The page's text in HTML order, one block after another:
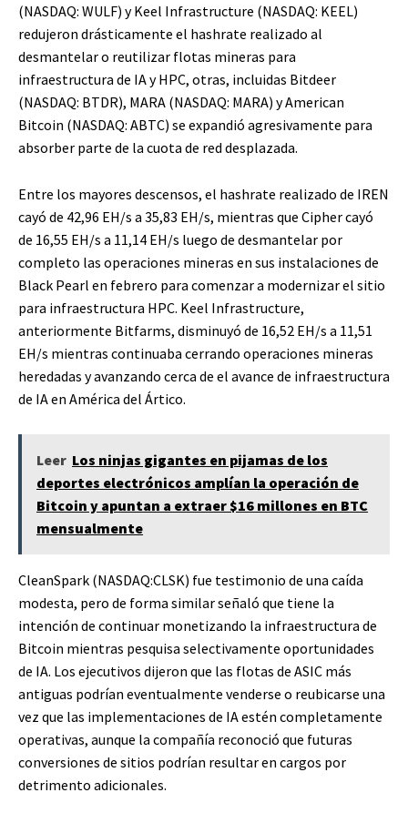
(NASDAQ: WULF) y Keel Infrastructure (NASDAQ: KEEL)
redujeron drásticamente el hashrate realizado al
desmantelar o reutilizar flotas mineras para
infraestructura de IA y HPC, otras, incluidas Bitdeer
(NASDAQ: BTDR), MARA (NASDAQ: MARA) y American
Bitcoin (NASDAQ: ABTC) se expandió agresivamente para
absorber parte de la cuota de red desplazada.
Entre los mayores descensos, el hashrate realizado de IREN
cayó de 42,96 EH/s a 35,83 EH/s, mientras que Cipher cayó
de 16,55 EH/s a 11,14 EH/s luego de desmantelar por
completo las operaciones mineras en sus instalaciones de
Black Pearl en febrero para comenzar a modernizar el sitio
para infraestructura HPC. Keel Infrastructure,
anteriormente Bitfarms, disminuyó de 16,52 EH/s a 11,51
EH/s mientras continuaba cerrando operaciones mineras
heredadas y avanzando cerca de el avance de infraestructura
de IA en América del Ártico.
Leer Los ninjas gigantes en pijamas de los
deportes electrónicos amplían la operación de
Bitcoin y apuntan a extraer $16 millones en BTC
mensualmente
CleanSpark (NASDAQ:CLSK) fue testimonio de una caída
modesta, pero de forma similar señaló que tiene la
intención de continuar monetizando la infraestructura de
Bitcoin mientras pesquisa selectivamente oportunidades
de IA. Los ejecutivos dijeron que las flotas de ASIC más
antiguas podrían eventualmente venderse o reubicarse una
vez que las implementaciones de IA estén completamente
operativas, aunque la compañía reconoció que futuras
conversiones de sitios podrían resultar en cargos por
detrimento adicionales.